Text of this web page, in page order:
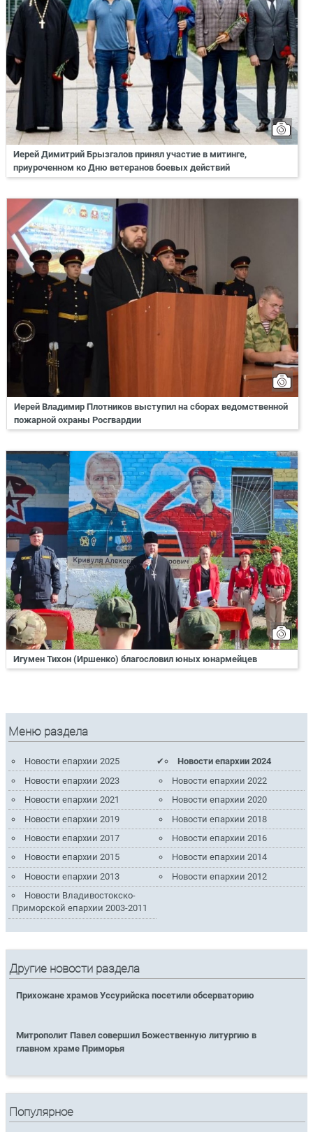
Иерей Димитрий Брызгалов принял участие в митинге,
приуроченном ко Дню ветеранов боевых действий
Иерей Владимир Плотников выступил на сборах ведомственной
пожарной охраны Росгвардии
Игумен Тихон (Иршенко) благословил юных юнармейцев
Меню раздела
Новости епархии 2025
Новости епархии 2024
Новости епархии 2023
Новости епархии 2022
Новости епархии 2021
Новости епархии 2020
Новости епархии 2019
Новости епархии 2018
Новости епархии 2017
Новости епархии 2016
Новости епархии 2015
Новости епархии 2014
Новости епархии 2013
Новости епархии 2012
Новости Владивостокско-
Приморской епархии 2003-2011
Другие новости раздела
Прихожане храмов Уссурийска посетили обсерваторию
Митрополит Павел совершил Божественную литургию в
главном храме Приморья
Популярное